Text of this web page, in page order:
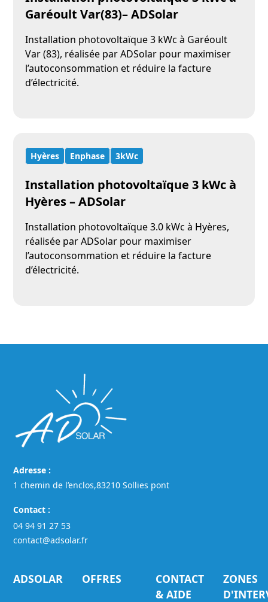
Garéoult Var(83)– ADSolar
Installation photovoltaïque 3 kWc à Garéoult
Var (83), réalisée par ADSolar pour maximiser
l’autoconsommation et réduire la facture
d’électricité.
Hyères Enphase 3kWc
Installation photovoltaïque 3 kWc à
Hyères – ADSolar
Installation photovoltaïque 3.0 kWc à Hyères,
réalisée par ADSolar pour maximiser
l’autoconsommation et réduire la facture
d’électricité.
Adresse :
1 chemin de l’enclos,83210 Sollies pont
Contact :
04 94 91 27 53
contact@adsolar.fr
ADSOLAR OFFRES
CONTACT
& AIDE
ZONES